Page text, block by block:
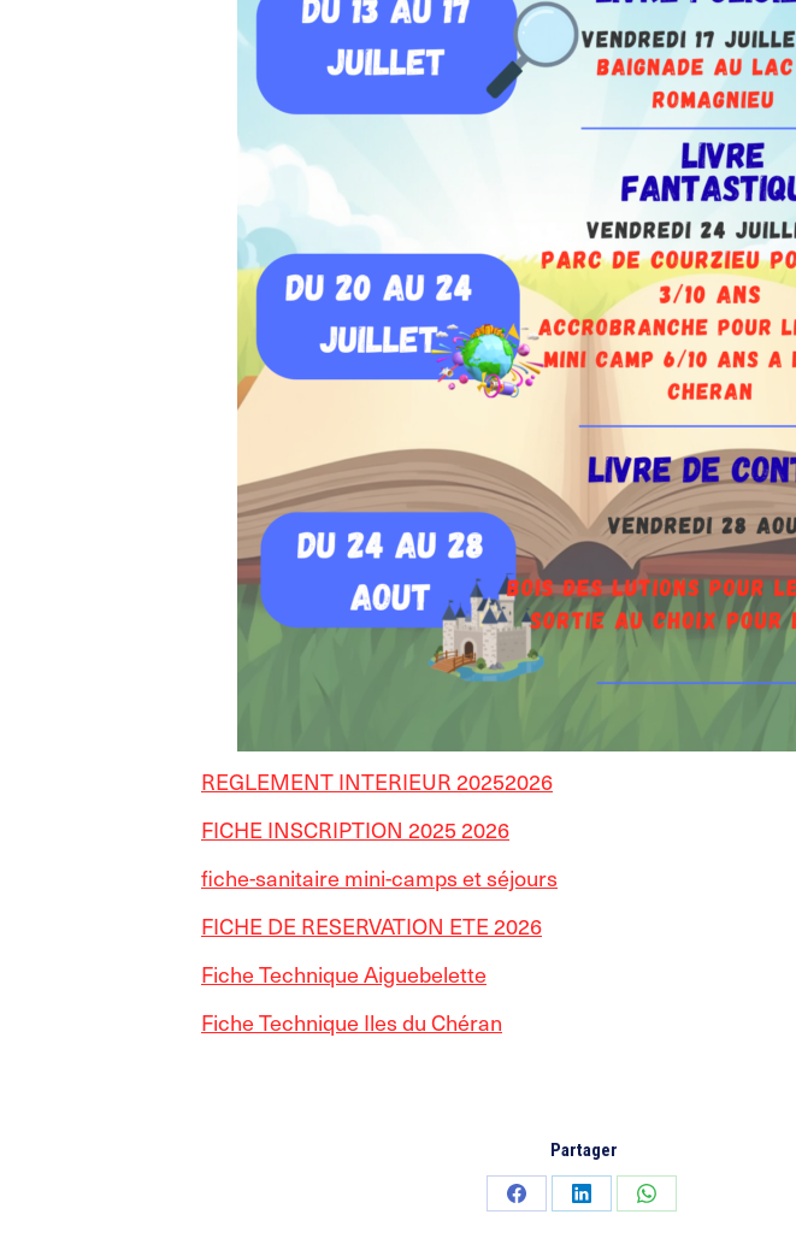
REGLEMENT INTERIEUR 20252026
FICHE INSCRIPTION 2025 2026
fiche-sanitaire mini-camps et séjours
FICHE DE RESERVATION ETE 2026
Fiche Technique Aiguebelette
Fiche Technique Iles du Chéran
Partager
PartagerPartagerPartager